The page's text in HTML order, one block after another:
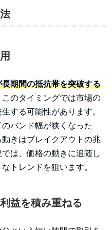
長期間の抵抗帯を突破する
このタイミングでは市場の
する可能性があります。
バンド幅が狭くなった
きはブレイクアウトの兆
は、価格の動きに追随し
トレンドを狙います。
益を積み重ねる